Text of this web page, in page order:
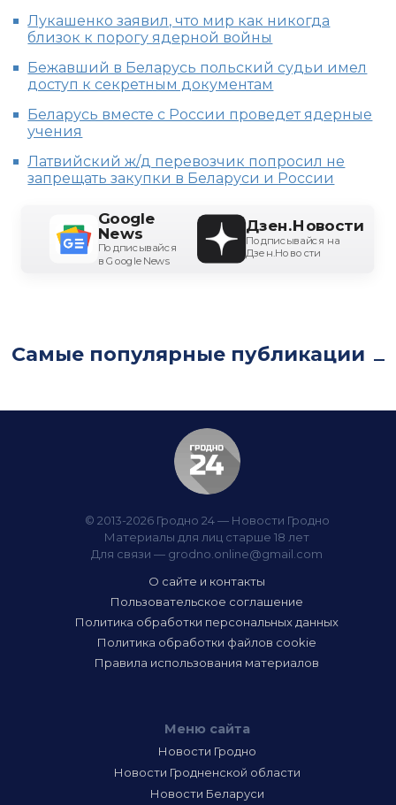
Лукашенко заявил, что мир как никогда
близок к порогу ядерной войны
Бежавший в Беларусь польский судьи имел
доступ к секретным документам
Беларусь вместе с России проведет ядерные
учения
Латвийский ж/д перевозчик попросил не
запрещать закупки в Беларуси и России
Google
News
Подписывайся
в Google News
Дзен.Новости
Подписывайся на
Дзен.Новости
Самые популярные публикации
© 2013-2026 Гродно 24 — Новости Гродно
Материалы для лиц старше 18 лет
Для связи — grodno.online@gmail.com
О сайте и контакты
Пользовательское соглашение
Политика обработки персональных данных
Политика обработки файлов cookie
Правила использования материалов
Меню сайта
Новости Гродно
Новости Гродненской области
Новости Беларуси